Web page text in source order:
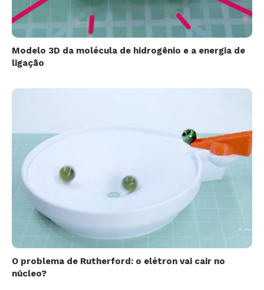
Modelo 3D da molécula de hidrogênio e a energia de
ligação
O problema de Rutherford: o elétron vai cair no
núcleo?